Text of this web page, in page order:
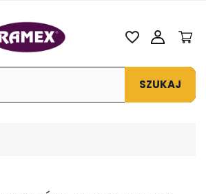
SZUKAJ
favorite_border